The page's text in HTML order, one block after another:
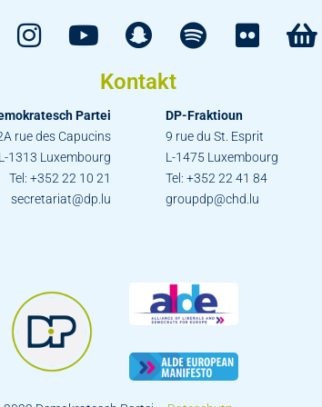
Kontakt
Partei
rue des Capucins
1313 Luxembourg
Tel: +352 22 10 21
secretariat@dp.lu
DP-Fraktioun
9 rue du St. Esprit
L-1475 Luxembourg
Tel: +352 22 41 84
groupdp@chd.lu